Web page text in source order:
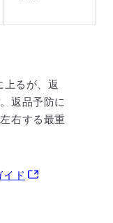
上るが、返
返品予防に
右する最重
ド